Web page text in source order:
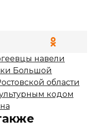
навели
Большой
области
кодом